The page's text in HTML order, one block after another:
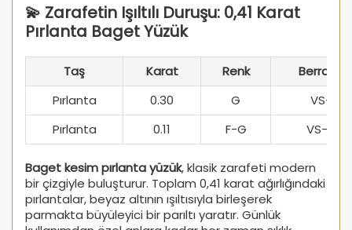
💫 Zarafetin Işıltılı Duruşu: 0,41 Karat
Pırlanta Baget Yüzük
Taş Karat Renk
Berraklık
Pırlanta
0.30 G
VS-I
Pırlanta
0.11 F-G VS-SI
Baget kesim pırlanta yüzük, klasik zarafeti modern
bir çizgiyle buluşturur. Toplam 0,41 karat ağırlığındaki
pırlantalar, beyaz altının ışıltısıyla birleşerek
parmakta büyüleyici bir parıltı yaratır. Günlük